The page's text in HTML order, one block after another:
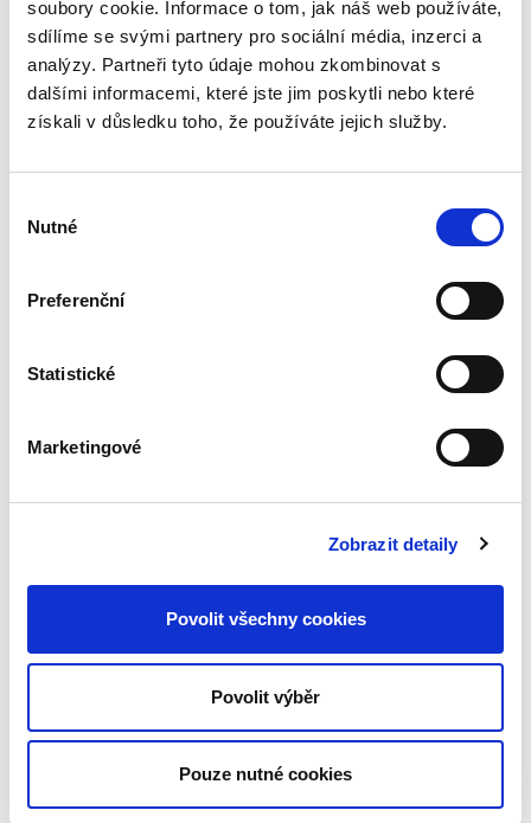
soubory cookie. Informace o tom, jak náš web používáte,
sdílíme se svými partnery pro sociální média, inzerci a
analýzy. Partneři tyto údaje mohou zkombinovat s
dalšími informacemi, které jste jim poskytli nebo které
získali v důsledku toho, že používáte jejich služby.
souhlasu
Nutné
Preferenční
Statistické
Marketingové
Zobrazit detaily
Povolit všechny cookies
Povolit výběr
Pouze nutné cookies
níž přišel O. Bülow před více jak 150 lety.
Procesněprávní vztah je...
Insolvenční praxe.
pro léta dvacátá
Kniha obsahuje patnáct vzájemně provázaných
Druhy podílů v
společnostech